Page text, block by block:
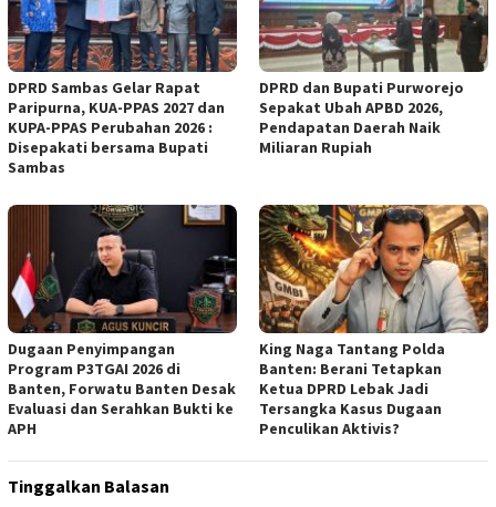
DPRD Sambas Gelar Rapat
Paripurna, KUA-PPAS 2027 dan
KUPA-PPAS Perubahan 2026 :
Disepakati bersama Bupati
Sambas
DPRD dan Bupati Purworejo
Sepakat Ubah APBD 2026,
Pendapatan Daerah Naik
Miliaran Rupiah ‎
Dugaan Penyimpangan
Program P3TGAI 2026 di
Banten, Forwatu Banten Desak
Evaluasi dan Serahkan Bukti ke
APH
‎King Naga Tantang Polda
Banten: Berani Tetapkan
Ketua DPRD Lebak Jadi
Tersangka Kasus Dugaan
Penculikan Aktivis? ‎
Tinggalkan Balasan